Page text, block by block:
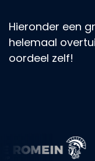
Hieronder een
helemaal
oordeel zelf!